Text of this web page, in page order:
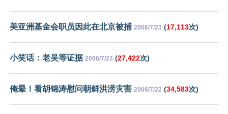
美亚洲基金会职员因此在北京被捕 2006/7/23 (17,113次)
小笑话：老吴等证据 2006/7/23 (27,422次)
俺晕！看胡锦涛慰问朝鲜洪涝灾害 2006/7/22 (34,583次)